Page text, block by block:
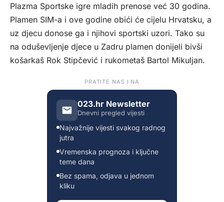
Plazma Sportske igre mladih prenose već 30 godina.
Plamen SIM-a i ove godine obići će cijelu Hrvatsku, a
uz djecu donose ga i njihovi sportski uzori. Tako su
na oduševljenje djece u Zadru plamen donijeli bivši
košarkaš Rok Stipčević i rukometaš Bartol Mikuljan.
PRATITE NAS I NA
023.hr Newsletter
Dnevni pregled vijesti
Najvažnije vijesti svakog radnog
jutra
Vremenska prognoza i ključne
teme dana
Bez spama, odjava u jednom
kliku